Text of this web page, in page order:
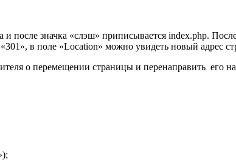
и после значка «слэш» приписывается index.php.
в поле «Location» можно увидеть новый адрес
о перемещении страницы и перенаправить его